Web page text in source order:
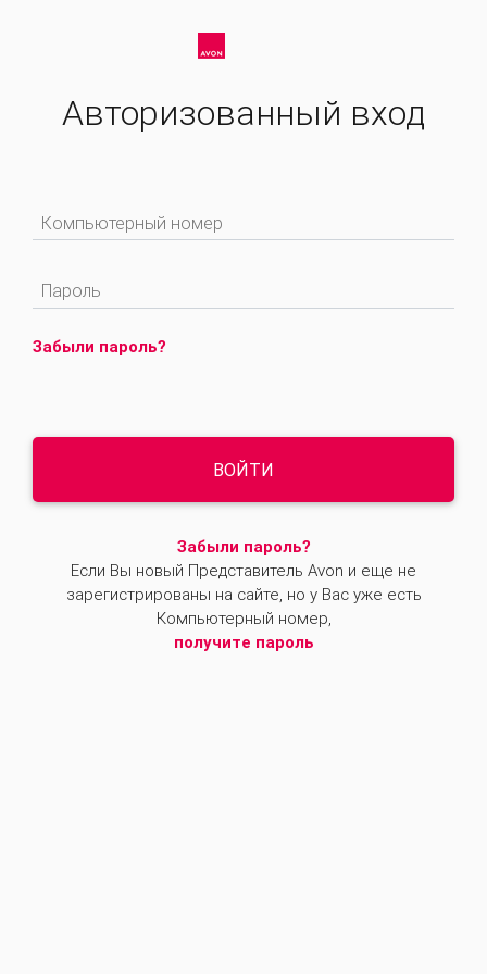
Авторизованный вход
Компьютерный номер
Пароль
Забыли пароль?
ВОЙТИ
Забыли пароль?
Если Вы новый Представитель Avon и еще не
зарегистрированы на сайте, но у Вас уже есть
Компьютерный номер,
получите пароль